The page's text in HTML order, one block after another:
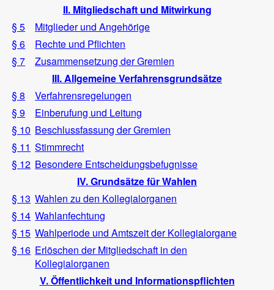
II. Mitgliedschaft und Mitwirkung
§ 5
Mitglieder und Angehörige
§ 6
Rechte und Pflichten
§ 7
Zusammensetzung der Gremien
III. Allgemeine Verfahrensgrundsätze
§ 8
Verfahrensregelungen
§ 9
Einberufung und Leitung
§ 10 Beschlussfassung der Gremien
§ 11 Stimmrecht
§ 12 Besondere Entscheidungsbefugnisse
IV. Grundsätze für Wahlen
§ 13 Wahlen zu den Kollegialorganen
§ 14 Wahlanfechtung
§ 15 Wahlperiode und Amtszeit der Kollegialorgane
§ 16 Erlöschen der Mitgliedschaft in den
Kollegialorganen
V. Öffentlichkeit und Informationspflichten